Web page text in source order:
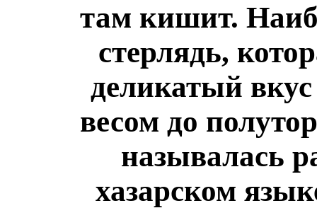
там кишит.
стерлядь,
деликатый
весом до
называлась
хазарском